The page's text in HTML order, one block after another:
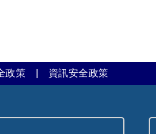
政策 資訊安全政策